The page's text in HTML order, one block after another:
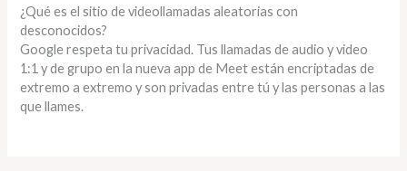
¿Qué es el sitio de videollamadas aleatorias con
desconocidos?
Google respeta tu privacidad. Tus llamadas de audio y video
1:1 y de grupo en la nueva app de Meet están encriptadas de
extremo a extremo y son privadas entre tú y las personas a las
que llames.